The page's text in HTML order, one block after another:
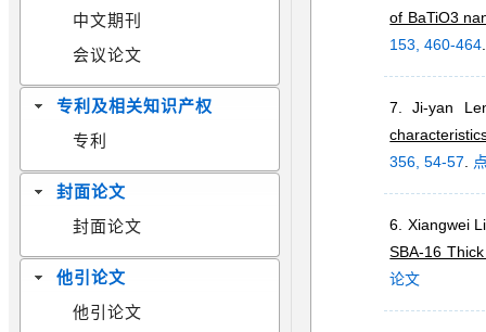
中文期刊
会议论文
专利及相关知识产权
专利
封面论文
封面论文
他引论文
他引论文
of BaTiO3
153, 460-464
7. Ji-yan
356, 54-57
6. Xiangwei
SBA-16
论文